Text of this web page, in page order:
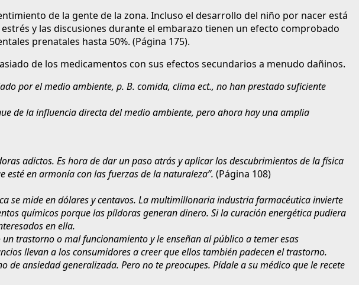
de la gente de la zona. Incluso el desarrollo del niño por nacer está
y las discusiones durante el embarazo tienen un efecto comprobado
prenatales hasta 50%. (Página 175).
de los medicamentos con sus efectos secundarios a menudo dañinos.
por el medio ambiente, p. B. comida, clima ect., no han prestado suficiente
de la influencia directa del medio ambiente, pero ahora hay una amplia
adictos. Es hora de dar un paso atrás y aplicar los descubrimientos de la física
en armonía con las fuerzas de la naturaleza”. (Página 108)
se mide en dólares y centavos. La multimillonaria industria farmacéutica invierte
químicos porque las píldoras generan dinero. Si la curación energética pudiera
en ella.
trastorno o mal funcionamiento y le enseñan al público a temer esas
llevan a los consumidores a creer que ellos también padecen el trastorno.
ansiedad generalizada. Pero no te preocupes. Pídale a su médico que le recete